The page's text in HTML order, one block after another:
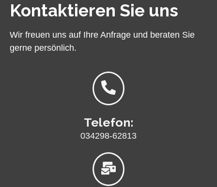
Kontaktieren Sie uns
Wir freuen uns auf Ihre Anfrage und beraten Sie
gerne persönlich.
Telefon:
034298-62813